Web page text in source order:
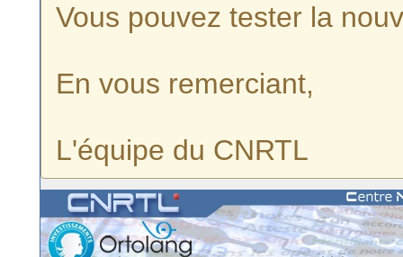
Vous pouvez tester la
En vous remerciant,
L'équipe du CNRTL